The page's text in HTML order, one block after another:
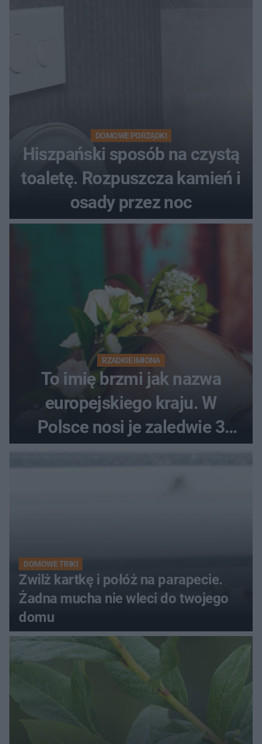
DOMOWE PORZĄDKI
Hiszpański sposób na czystą
toaletę. Rozpuszcza kamień i
osady przez noc
RZADKIE IMIONA
To imię brzmi jak nazwa
europejskiego kraju. W
Polsce nosi je zaledwie 3
DOMOWE TRIKI
Zwilż kartkę i połóż na parapecie.
Żadna mucha nie wleci do twojego
domu